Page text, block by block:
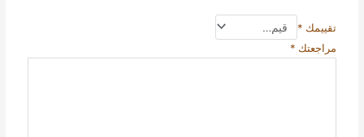
تقييمك *
مراجعتك *